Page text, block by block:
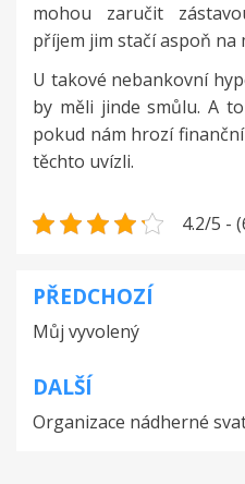
mohou zaručit
příjem jim stačí aspoň na
U takové nebankovní
by měli jinde smůlu. A
pokud nám hrozí
těchto uvízli.
4.2/5 -
Navigace
pro
příspěvek
PŘEDCHOZÍ
Můj vyvolený
DALŠÍ
Organizace nádherné